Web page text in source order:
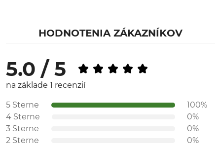
HODNOTENIA ZÁKAZNÍKOV
5.0 / 5
na základe 1 recenzií
5 Sterne
100%
4 Sterne
0%
3 Sterne
0%
2 Sterne
0%